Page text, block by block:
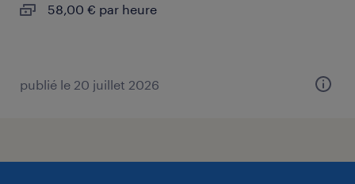
58,00 € par heure
publié le 20 juillet 2026